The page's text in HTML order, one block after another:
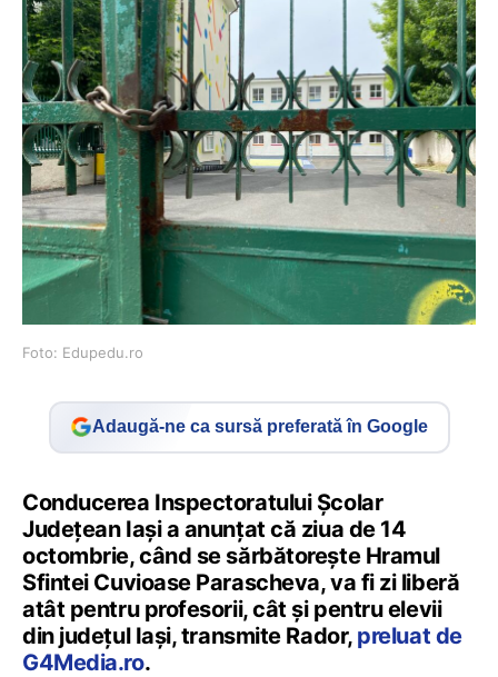
Foto: Edupedu.ro
Adaugă-ne ca sursă preferată în Google
Conducerea Inspectoratului Școlar
Județean Iași a anunțat că ziua de 14
octombrie, când se sărbătoreşte Hramul
Sfintei Cuvioase Parascheva, va fi zi liberă
atât pentru profesorii, cât și pentru elevii
din județul Iași, transmite Rador, preluat de
G4Media.ro.